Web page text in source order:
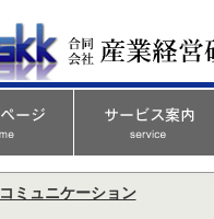
コミュニケーション